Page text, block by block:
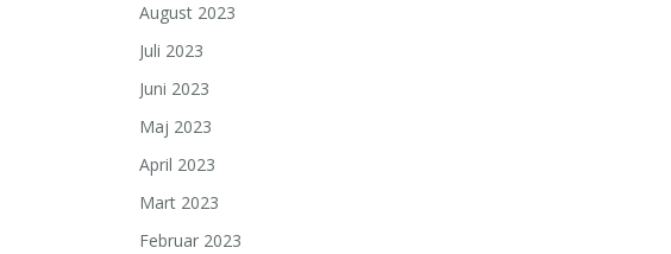
August 2023
Juli 2023
Juni 2023
Maj 2023
April 2023
Mart 2023
Februar 2023